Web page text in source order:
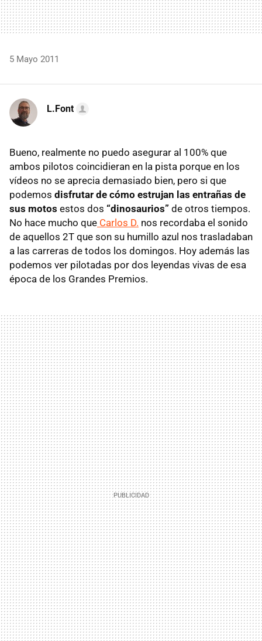
5 Mayo 2011
L.Font
Bueno, realmente no puedo asegurar al 100% que
ambos pilotos coincidieran en la pista porque en los
vídeos no se aprecia demasiado bien, pero si que
podemos disfrutar de cómo estrujan las entrañas de
sus motos estos dos “dinosaurios” de otros tiempos.
No hace mucho que Carlos D. nos recordaba el sonido
de aquellos 2T que son su humillo azul nos trasladaban
a las carreras de todos los domingos. Hoy además las
podemos ver pilotadas por dos leyendas vivas de esa
época de los Grandes Premios.